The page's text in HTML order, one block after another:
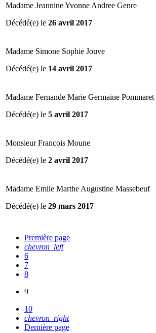
Madame Jeannine Yvonne Andree Genre
Décédé(e) le 26 avril 2017
Madame Simone Sophie Jouve
Décédé(e) le 14 avril 2017
Madame Fernande Marie Germaine Pommaret
Décédé(e) le 5 avril 2017
Monsieur Francois Moune
Décédé(e) le 2 avril 2017
Madame Emile Marthe Augustine Massebeuf
Décédé(e) le 29 mars 2017
Première page
chevron_left
6
7
8
9
10
chevron_right
Dernière page